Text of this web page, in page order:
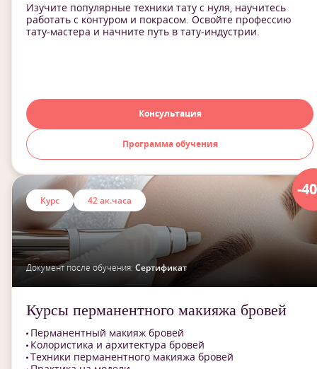
Изучите популярные техники тату с нуля, научитесь
работать с контуром и покрасом. Освойте профессию
тату-мастера и начните путь в тату-индустрии.
Консультация
Программа обучения
-
Курс 42 ак.часа
Документ после обучения: Сертификат
Курсы перманентного макияжа бровей
Перманентный макияж бровей
Колористика и архитектура бровей
Техники перманентного макияжа бровей